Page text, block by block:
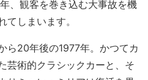
、観客を巻き込む大事故を機
てしまいます。
ら20年後の1977年。かつてカ
芸術的クラシックカーと、そ